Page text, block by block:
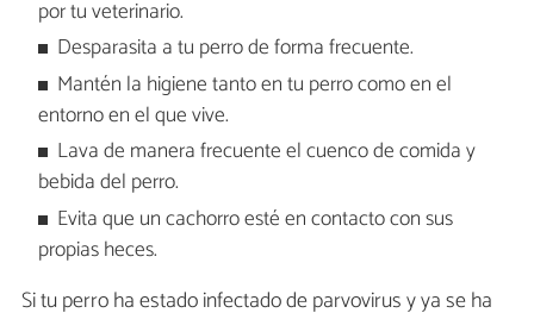
por tu veterinario.
Desparasita a tu perro de forma frecuente.
Mantén la higiene tanto en tu perro como en el
entorno en el que vive.
Lava de manera frecuente el cuenco de comida y
bebida del perro.
Evita que un cachorro esté en contacto con sus
propias heces.
Si tu perro ha estado infectado de parvovirus y ya se ha